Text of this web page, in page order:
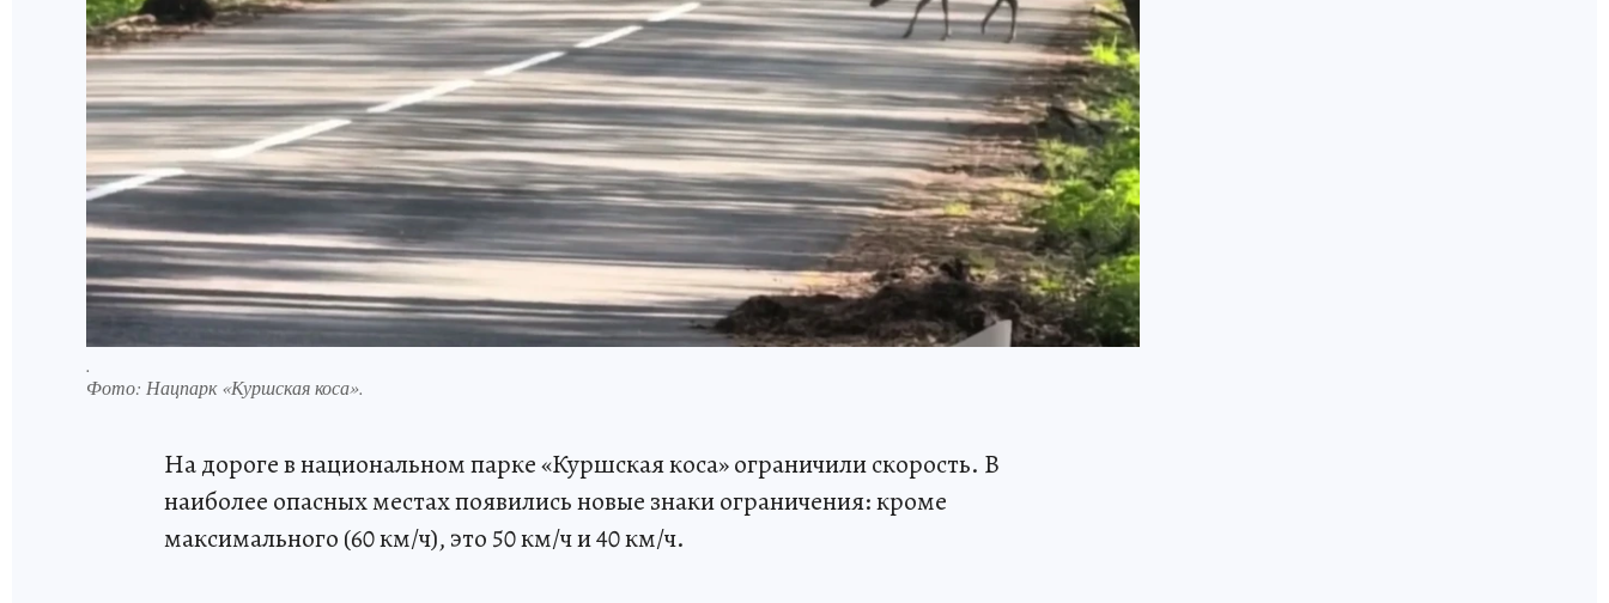
.
Фото: Нацпарк «Куршская коса».
На дороге в национальном парке «Куршская коса» ограничили скорость. В
наиболее опасных местах появились новые знаки ограничения: кроме
максимального (60 км/ч), это 50 км/ч и 40 км/ч.